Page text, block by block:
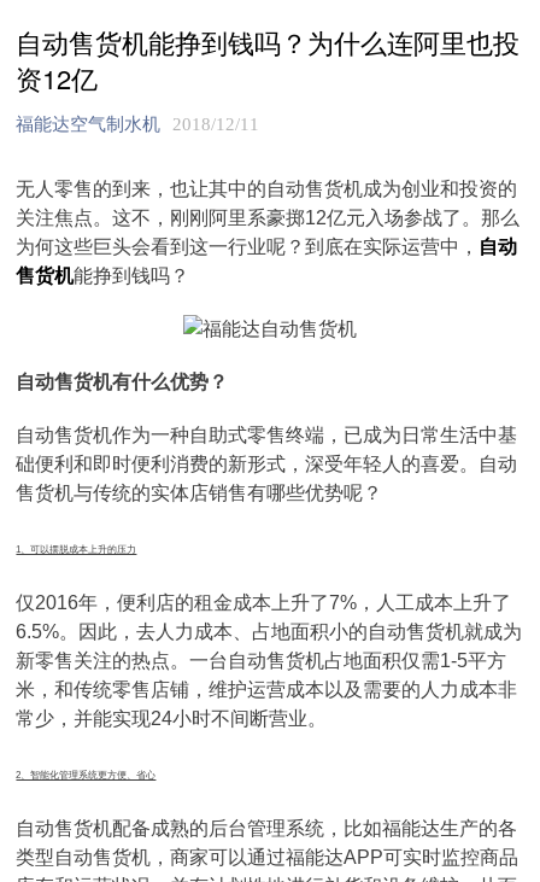
自动售货机能挣到钱吗？为什么连阿里也投
资12亿
福能达空气制水机 2018/12/11
无人零售的到来，也让其中的自动售货机成为创业和投资的
关注焦点。这不，刚刚阿里系豪掷12亿元入场参战了。那么
为何这些巨头会看到这一行业呢？到底在实际运营中， 自动
售货机能挣到钱吗？
自动售货机有什么优势？
自动售货机作为一种自助式零售终端，已成为日常生活中基
础便利和即时便利消费的新形式，深受年轻人的喜爱。自动
售货机与传统的实体店销售有哪些优势呢？
1、可以摆脱成本上升的压力
仅2016年，便利店的租金成本上升了7%，人工成本上升了
6.5%。因此，去人力成本、占地面积小的自动售货机就成为
新零售关注的热点。一台自动售货机占地面积仅需1-5平方
米，和传统零售店铺，维护运营成本以及需要的人力成本非
常少，并能实现24小时不间断营业。
2、智能化管理系统更方便、省心
自动售货机配备成熟的后台管理系统，比如福能达生产的各
类型自动售货机，商家可以通过福能达APP可实时监控商品